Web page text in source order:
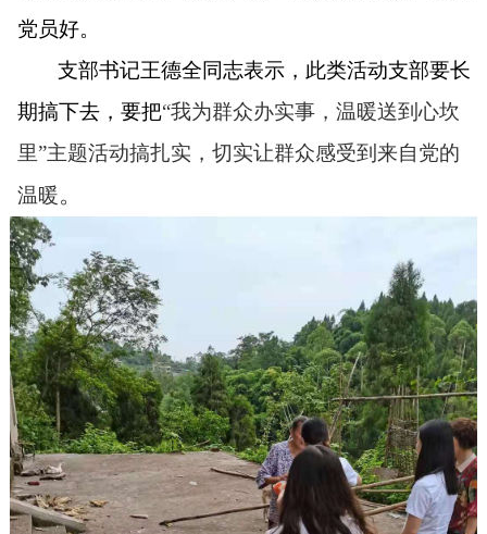
党员好。
支部书记王德全同志表示，此类活动支部要长
期搞下去，要把“我为群众办实事，温暖送到心坎
里”主题活动搞扎实，切实让群众感受到来自党的
温暖。